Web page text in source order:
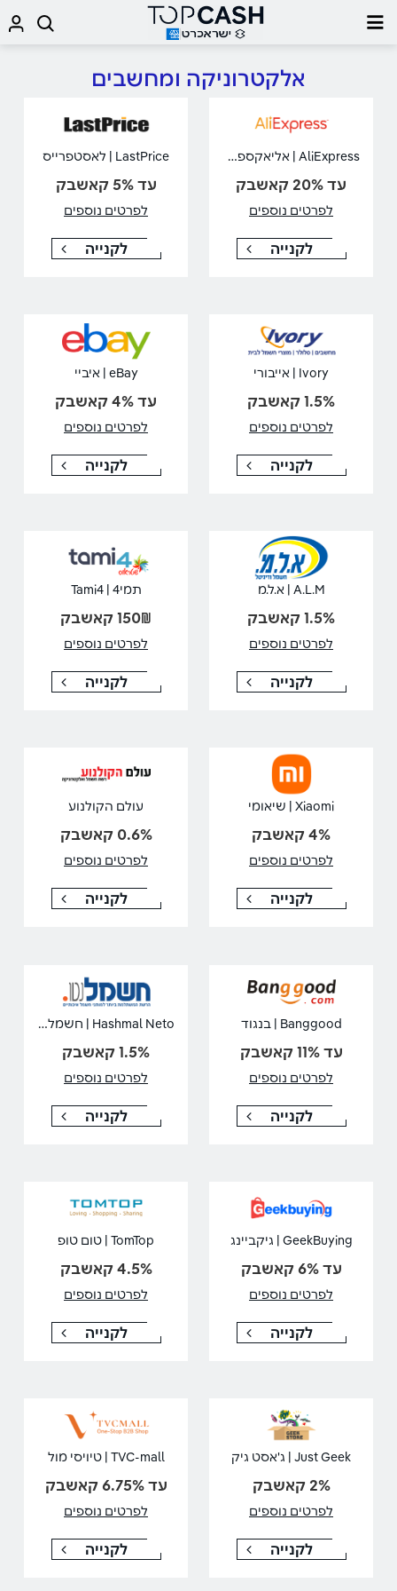
אלקטרוניקה ומחשבים
AliExpress | אליאקספרס
עד 20% קאשבק
לפרטים נוספים
לקנייה
LastPrice | לאסטפרייס
עד 5% קאשבק
לפרטים נוספים
לקנייה
Ivory | אייבורי
1.5% קאשבק
לפרטים נוספים
לקנייה
eBay | איביי
עד 4% קאשבק
לפרטים נוספים
לקנייה
A.L.M | א.ל.מ
1.5% קאשבק
לפרטים נוספים
לקנייה
תמי4 | Tami4
150₪ קאשבק
לפרטים נוספים
לקנייה
Xiaomi | שיאומי
4% קאשבק
לפרטים נוספים
לקנייה
עולם הקולנוע
0.6% קאשבק
לפרטים נוספים
לקנייה
Banggood | בנגוד
עד 11% קאשבק
לפרטים נוספים
לקנייה
Hashmal Neto | חשמל נטו
1.5% קאשבק
לפרטים נוספים
לקנייה
GeekBuying | גיקביינג
עד 6% קאשבק
לפרטים נוספים
לקנייה
TomTop | טום טופ
4.5% קאשבק
לפרטים נוספים
לקנייה
Just Geek | ג'אסט גיק
2% קאשבק
לפרטים נוספים
לקנייה
TVC-mall | טיויסי מול
עד 6.75% קאשבק
לפרטים נוספים
לקנייה